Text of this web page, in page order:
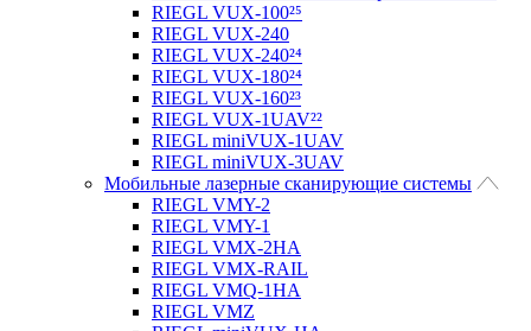
RIEGL VUX-100²⁵
RIEGL VUX-240
RIEGL VUX-240²⁴
RIEGL VUX-180²⁴
RIEGL VUX-160²³
RIEGL VUX-1UAV²²
RIEGL miniVUX-1UAV
RIEGL miniVUX-3UAV
Мобильные лазерные сканирующие системы
RIEGL VMY-2
RIEGL VMY-1
RIEGL VMX-2HA
RIEGL VMX-RAIL
RIEGL VMQ-1HA
RIEGL VMZ